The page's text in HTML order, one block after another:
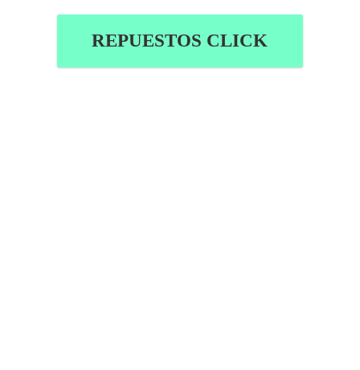
REPUESTOS CLICK